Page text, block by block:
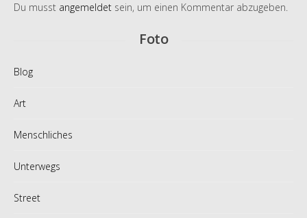
Du musst angemeldet sein, um einen Kommentar abzugeben.
Foto
Blog
Art
Menschliches
Unterwegs
Street